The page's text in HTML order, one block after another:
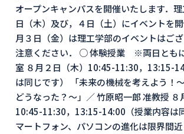
オープンキャンパスを開催いたします．
日（木）及び，４日（土）にイベントを
月３日（金）は理工学部のイベントはご
注意ください． ○ 体験授業 ※両日とも
室 ８月２日（木）10:45-11:30，13:15-
は同じです） 「未来の機械を考えよう！
どうなった？～」／ 竹原昭一郎 准教授 ８
10:45-11:30，13:15-14:00（授業内容は
マートフォン、パソコンの進化は限界間